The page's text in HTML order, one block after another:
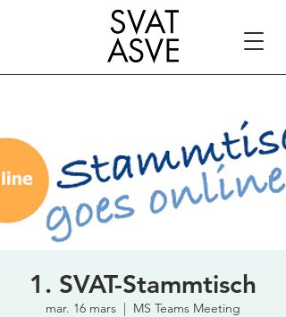
1. SVAT-Stammtisch
mar. 16 mars
  |
MS Teams Meeting